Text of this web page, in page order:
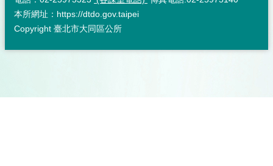
本所網址：https://dtdo.gov.taipei
Copyright 臺北市大同區公所